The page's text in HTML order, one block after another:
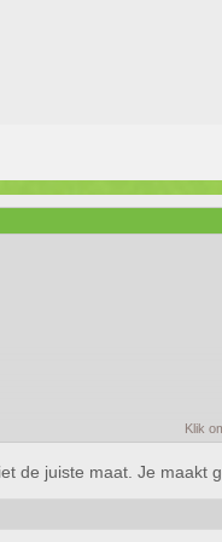
Klik
de juiste maat. Je maakt